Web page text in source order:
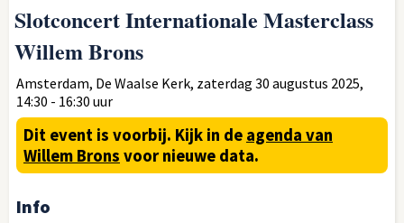
Slotconcert Internationale Masterclass
Willem Brons
Amsterdam, De Waalse Kerk, zaterdag 30 augustus 2025,
14:30 - 16:30 uur
Dit event is voorbij. Kijk in de agenda van
Willem Brons voor nieuwe data.
Info